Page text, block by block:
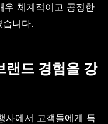
우 체계적이고 공정한
니다.
랜드 경험을 강
사에서 고객들에게 특